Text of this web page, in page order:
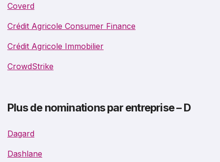
Coverd
Crédit Agricole Consumer Finance
Crédit Agricole Immobilier
CrowdStrike
Plus de nominations par entreprise – D
Dagard
Dashlane